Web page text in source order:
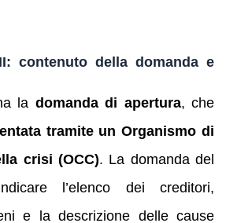
contenuto della domanda e
la domanda di apertura, che
tramite un Organismo di
crisi (OCC). La domanda del
l’elenco dei creditori,
e la descrizione delle cause